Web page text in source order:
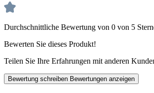
Durchschnittliche Bewertung von 0 von 5
Bewerten Sie dieses Produkt!
Teilen Sie Ihre Erfahrungen mit anderen
Bewertung schreiben Bewertungen anzeigen